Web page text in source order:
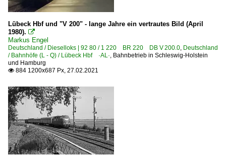
Lübeck Hbf und "V 200" - lange Jahre ein vertrautes Bild (April
1980). 
Markus Engel
Deutschland / Dieselloks | 92 80 / 1 220 BR 220 DB V 200.0 Deutschland
/ Bahnhöfe (L - Q) / Lübeck Hbf ·AL· Bahnbetrieb in Schleswig-Holstein
und Hamburg
 884 1200x687 Px, 27.02.2021